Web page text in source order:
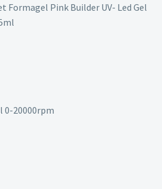
Formagel Pink Builder UV- Led Gel
0-20000rpm